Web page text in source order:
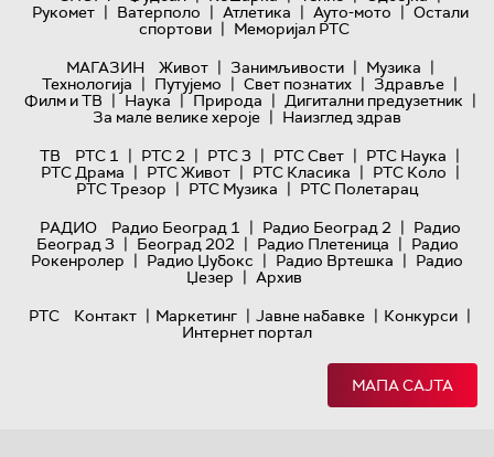
Рукомет | Ватерполо | Атлетика | Ауто-мото | Остали
спортови | Меморијал РТС
МАГАЗИН
Живот | Занимљивости | Музика |
Технологијa | Путујемо | Свет познатих | Здравље |
Филм и ТВ | Наука | Природа | Дигитални предузетник |
За мале велике хероје | Наизглед здрав
ТВ
РТС 1 | РТС 2 | РТС 3 | РТС Свет | РТС Наука |
РТС Драма | РТС Живот | РТС Класика | РТС Коло |
РТС Трезор | РТС Музика | РТС Полетарац
РАДИО
Радио Београд 1 | Радио Београд 2 | Радио
Београд 3 | Београд 202 | Радио Плетеница | Радио
Рокенролер | Радио Џубокс | Радио Вртешка | Радио
Џезер | Архив
РТС
Контакт | Маркетинг | Јавне набавке | Конкурси |
Интернет портал
МАПА САЈТА